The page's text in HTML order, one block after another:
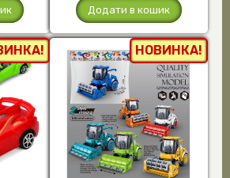
Додати в кошик
НОВИНКА!